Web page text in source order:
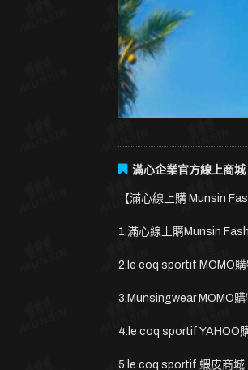
滿心企業官方線上商
【滿心線上購 Munsin
1.滿心線上購Munsin
2.le coq sportif MOMO購
3.Munsingwear MOMO購
4.le coq sportif YAHOO
5.le coq sportif 蝦皮商城